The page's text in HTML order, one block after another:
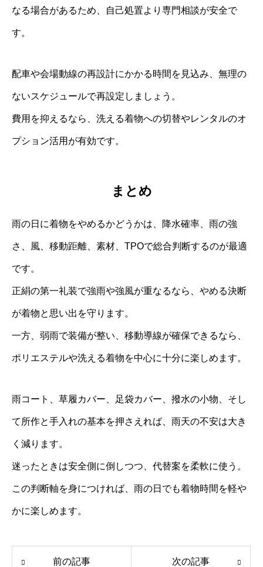
なる場合があるため、自己処置より専門相談が安全で
す。
配車や会場動線の再設計にかかる時間を見込み、無理の
ないスケジュールで再設定しましょう。
費用を抑えるなら、洗える着物への切替やレンタルのオ
プション活用が有効です。
まとめ
雨の日に着物をやめるかどうかは、降水確率、雨の強
さ、風、移動距離、素材、TPOで総合判断するのが最適
です。
正絹の第一礼装で強雨や強風が重なるなら、やめる決断
が着物と思い出を守ります。
一方、弱雨で装備が整い、移動導線が確保できるなら、
ポリエステルや洗える着物を中心に十分に楽しめます。
雨コート、草履カバー、足袋カバー、撥水の小物、そし
て所作と手入れの基本を押さえれば、雨天の不安は大き
く減ります。
迷ったときは安全側に倒しつつ、代替案を柔軟に使う。
この判断軸を身につければ、雨の日でも着物時間を軽や
かに楽しめます。
前の記事 次の記事